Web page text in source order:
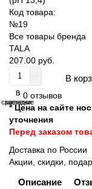
Код товара:
№19
Все товары бренда
TALA
207.00 руб.
В
В
закладки
В
сравнение
0 отзывов
* Цена на сайте
уточнения
Перед заказом
Доставка по России
Акции, скидки,
Описание